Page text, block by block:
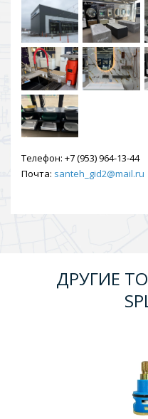
Телефон: +7 (953) 964-13-44
Почта: santeh_gid2@mail.ru
ДРУГИЕ